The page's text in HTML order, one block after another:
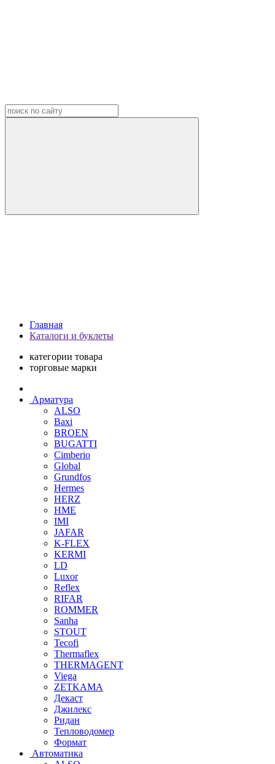
Главная
Каталоги и буклеты
категории товара
торговые марки
Арматура
ALSO
Baxi
BROEN
BUGATTI
Cimberio
Global
Grundfos
Hermes
HERZ
HME
IMI
JAFAR
K-FLEX
KERMI
LD
Luxor
Reflex
RIFAR
ROMMER
Sanha
STOUT
Tecofi
Thermaflex
THERMAGENT
Viega
ZETKAMA
Декаст
Джилекс
Ридан
Тепловодомер
Формат
Автоматика